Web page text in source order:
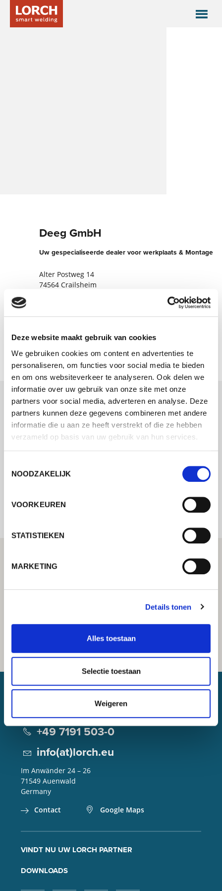
Deze website maakt gebruik van cookies
We gebruiken cookies om content en advertenties te
personaliseren, om functies voor social media te bieden
en om ons websiteverkeer te analyseren. Ook delen we
informatie over uw gebruik van onze site met onze
partners voor social media, adverteren en analyse. Deze
partners kunnen deze gegevens combineren met andere
informatie die u aan ze heeft verstrekt of die ze hebben
verzameld op basis van uw gebruik van hun services.
NOODZAKELIJK
VOORKEUREN
STATISTIEKEN
MARKETING
Details tonen
Alles toestaan
Selectie toestaan
Weigeren
Deeg GmbH
Uw gespecialiseerde dealer voor werkplaats & Montage
Alter Postweg 14
74564 Crailsheim
Nu contact opnemen
Neem contact met ons op via ons online
formulier en wij nemen zo spoedig
mogelijk contact met u op.
Lorch Schweißtechnik GmbH
+49 7191 503-0
info(at)lorch.eu
Im Anwänder 24 – 26
71549 Auenwald
Germany
Contact
Google Maps
VINDT NU UW LORCH PARTNER
DOWNLOADS